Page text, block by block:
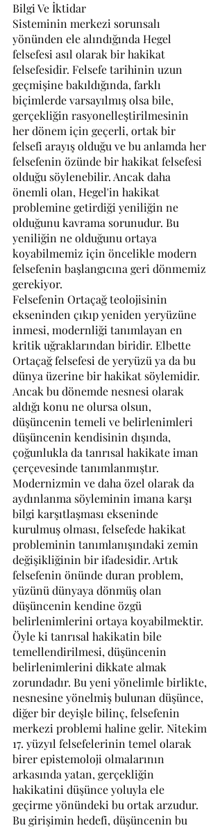
Bilgi Ve İktidar
Sisteminin merkezi sorunsalı
yönünden ele alındığında Hegel
felsefesi asıl olarak bir hakikat
felsefesidir. Felsefe tarihinin uzun
geçmişine bakıldığında, farklı
biçimlerde varsayılmış olsa bile,
gerçekliğin rasyonelleştirilmesinin
her dönem için geçerli, ortak bir
felsefi arayış olduğu ve bu anlamda her
felsefenin özünde bir hakikat felsefesi
olduğu söylenebilir. Ancak daha
önemli olan, Hegel'in hakikat
problemine getirdiği yeniliğin ne
olduğunu kavrama sorunudur. Bu
yeniliğin ne olduğunu ortaya
koyabilmemiz için öncelikle modern
felsefenin başlangıcına geri dönmemiz
gerekiyor.
Felsefenin Ortaçağ teolojisinin
ekseninden çıkıp yeniden yeryüzüne
inmesi, modernliği tanımlayan en
kritik uğraklarından biridir. Elbette
Ortaçağ felsefesi de yeryüzü ya da bu
dünya üzerine bir hakikat söylemidir.
Ancak bu dönemde nesnesi olarak
aldığı konu ne olursa olsun,
düşüncenin temeli ve belirlenimleri
düşüncenin kendisinin dışında,
çoğunlukla da tanrısal hakikate iman
çerçevesinde tanımlanmıştır.
Modernizmin ve daha özel olarak da
aydınlanma söyleminin imana karşı
bilgi karşıtlaşması ekseninde
kurulmuş olması, felsefede hakikat
probleminin tanımlanışındaki zemin
değişikliğinin bir ifadesidir. Artık
felsefenin önünde duran problem,
yüzünü dünyaya dönmüş olan
düşüncenin kendine özgü
belirlenimlerini ortaya koyabilmektir.
Öyle ki tanrısal hakikatin bile
temellendirilmesi, düşüncenin
belirlenimlerini dikkate almak
zorundadır. Bu yeni yönelimle birlikte,
nesnesine yönelmiş bulunan düşünce,
diğer bir deyişle bilinç, felsefenin
merkezi problemi haline gelir. Nitekim
17. yüzyıl felsefelerinin temel olarak
birer epistemoloji olmalarının
arkasında yatan, gerçekliğin
hakikatini düşünce yoluyla ele
geçirme yönündeki bu ortak arzudur.
Bu girişimin hedefi, düşüncenin bu